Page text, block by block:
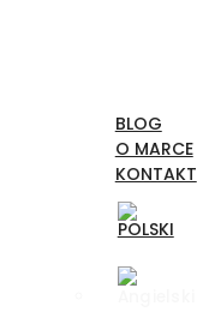
BLOG
O MARCE
KONTAKT